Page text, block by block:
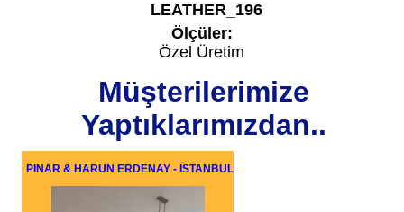
LEATHER_196
Ölçüler:
Özel Üretim
Müşterilerimize
Yaptıklarımızdan..
PINAR & HARUN ERDENAY - İSTANBUL